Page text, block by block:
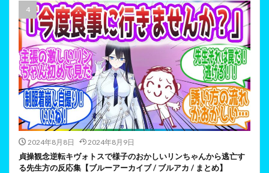
2024年8月8日 2024年8月9日
貞操観念逆転キヴォトスで様子のおかしいリンちゃんから逃亡す
る先生方の反応集【ブルーアーカイブ / ブルアカ / まとめ】